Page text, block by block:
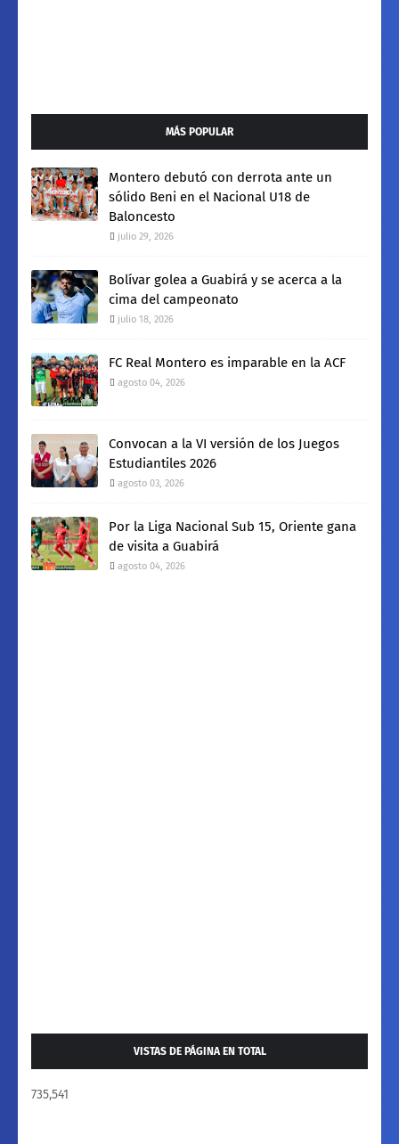
MÁS POPULAR
Montero debutó con derrota ante un
sólido Beni en el Nacional U18 de
Baloncesto
julio 29, 2026
Bolívar golea a Guabirá y se acerca a la
cima del campeonato
julio 18, 2026
FC Real Montero es imparable en la ACF
agosto 04, 2026
Convocan a la VI versión de los Juegos
Estudiantiles 2026
agosto 03, 2026
Por la Liga Nacional Sub 15, Oriente gana
de visita a Guabirá
agosto 04, 2026
VISTAS DE PÁGINA EN TOTAL
735,541